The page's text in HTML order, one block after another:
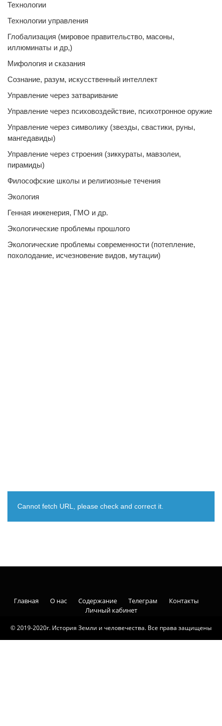
Технологии
Технологии управления
Глобализация (мировое правительство, масоны,
иллюминаты и др,)
Мифология и сказания
Сознание, разум, искусственный интеллект
Управление через затваривание
Управление через психовоздействие, психотронное оружие
Управление через символику (звезды, свастики, руны,
мангедавиды)
Управление через строения (зиккураты, мавзолеи,
пирамиды)
Философские школы и религиозные течения
Экология
Генная инженерия, ГМО и др.
Экологические проблемы прошлого
Экологические проблемы современности (потепление,
похолодание, исчезновение видов, мутации)
Cannot fetch URL, please check and correct it.
© 2019-2020г. История Земли и человечества. Все права защищены
Главная О нас Содержание Телеграм
Контакты
Личный кабинет